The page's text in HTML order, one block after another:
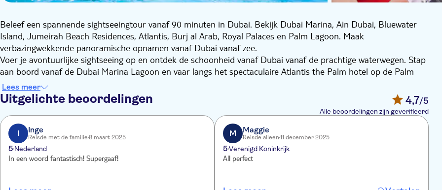
Beleef een spannende sightseeingtour vanaf 90 minuten in Dubai. Bekijk Dubai Marina, Ain Dubai, Bluewater
Island, Jumeirah Beach Residences, Atlantis, Burj al Arab, Royal Palaces en Palm Lagoon. Maak
verbazingwekkende panoramische opnamen vanaf Dubai vanaf zee.
Voer je avontuurlijke sightseeing op en ontdek de schoonheid vanaf Dubai vanaf de prachtige waterwegen. Stap
aan boord vanaf de Dubai Marina Lagoon en vaar langs het spectaculaire Atlantis the Palm hotel op de Palm
Jumeirah. Vervolgens vaar je naar het wereldberoemde 7-sterrenhotel Burj Al Arab voor een unieke
sightseeingtour. Je bezoekt ook Bluewater Island, Ain Dubai en nog veel meer.
Lees meer
Uitgelichte beoordelingen 4,7/5
Alle beoordelingen zijn geverifieerd
I Inge
Reisde met de familie 8 maart 2025
5 Nederland
In een woord fantastisch! Supergaaf!
M Maggie
Reisde alleen11 december 2025
5Verenigd Koninkrijk
All perfect